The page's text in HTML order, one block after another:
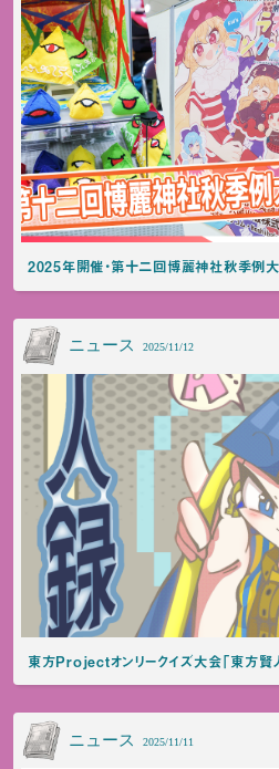
2025年開催・第十二回博麗神社秋季例大
ニュース 2025/11/12
東方Projectオンリークイズ大会「東方賢
ニュース 2025/11/11